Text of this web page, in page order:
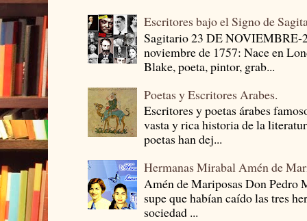
Escritores bajo el Signo de
Sagitario 23 DE
noviembre de 1757: Nace en
Blake, poeta, pintor, grab...
Poetas y Escritores Arabes.
Escritores y poetas árabes
vasta y rica historia de la
poetas han dej...
Hermanas Mirabal Amén de
Amén de Mariposas Don
supe que habían caído las tres
sociedad ...